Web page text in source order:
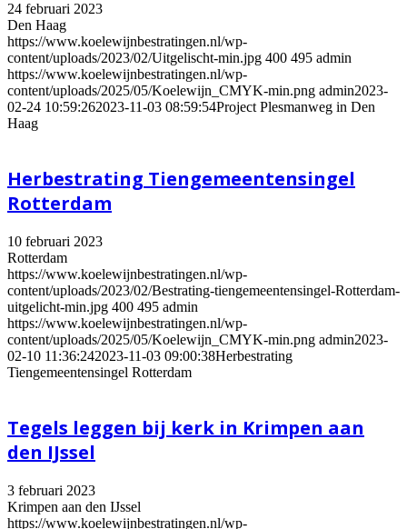
24 februari 2023
Den Haag
https://www.koelewijnbestratingen.nl/wp-
content/uploads/2023/02/Uitgelischt-min.jpg 400 495 admin
https://www.koelewijnbestratingen.nl/wp-
content/uploads/2025/05/Koelewijn_CMYK-min.png admin2023-
02-24 10:59:262023-11-03 08:59:54Project Plesmanweg in Den
Haag
Herbestrating Tiengemeentensingel
Rotterdam
10 februari 2023
Rotterdam
https://www.koelewijnbestratingen.nl/wp-
content/uploads/2023/02/Bestrating-tiengemeentensingel-Rotterdam-
uitgelicht-min.jpg 400 495 admin
https://www.koelewijnbestratingen.nl/wp-
content/uploads/2025/05/Koelewijn_CMYK-min.png admin2023-
02-10 11:36:242023-11-03 09:00:38Herbestrating
Tiengemeentensingel Rotterdam
Tegels leggen bij kerk in Krimpen aan
den IJssel
3 februari 2023
Krimpen aan den IJssel
https://www.koelewijnbestratingen.nl/wp-